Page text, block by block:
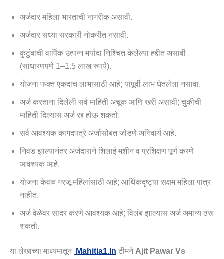
अर्जदार महिला भारताची नागरीक असावी.
अर्जदार सध्या सरकारी नोकरीत नसावी.
कुटुंबाची वार्षिक उत्पन्न मर्यादा निश्चित केलेल्या हद्दीत असावी
(साधारणपणे 1–1.5 लाख रुपये).
योजना फक्त एकदाच लाभासाठी आहे; यापूर्वी लाभ घेतलेला नसावा.
अर्ज करताना दिलेली सर्व माहिती अचूक आणि खरी असावी; चुकीची
माहिती दिल्यास अर्ज रद्द होऊ शकतो.
सर्व आवश्यक कागदपत्रे अर्जासोबत जोडणे अनिवार्य आहे.
निवड झाल्यानंतर अर्जदाराने शिलाई मशीन व प्रशिक्षण पूर्ण करणे
आवश्यक आहे.
योजना केवळ गरजू महिलांसाठी आहे; आर्थिकदृष्ट्या सक्षम महिला पात्र
नाहीत.
अर्ज वेळेवर सादर करणे आवश्यक आहे; विलंब झाल्यास अर्ज अमान्य ठरू
शकतो.
या लेखाच्या माध्यमातून Mahitia1.in टीमनेAjit Pawar Vs